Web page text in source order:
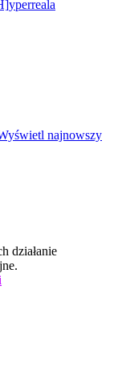
najnowszy
działanie